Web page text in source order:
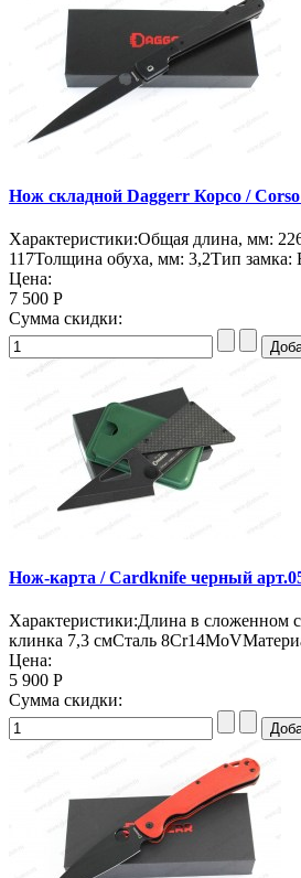
Нож складной Daggerr Корсо /
Характеристики:Общая длина, мм:
117Толщина обуха, мм: 3,2Тип замка:
Цена:
7 500 Р
Сумма скидки:
Нож-карта / Cardknife черный
Характеристики:Длина в сложенном
клинка 7,3 смСталь
Цена:
5 900 Р
Сумма скидки: